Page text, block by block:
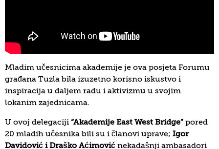
Mladim učesnicima akademije je ova posjeta Forumu
građana Tuzla bila izuzetno korisno iskustvo i
inspiracija u daljem radu i aktivizmu u svojim
lokanim zajednicama.
U ovoj delegaciji “Akademije East West Bridge” pored
20 mladih učesnika bili su i članovi uprave; Igor
Davidović i Draško Aćimović nekadašnji ambasadori